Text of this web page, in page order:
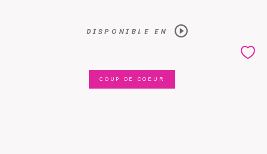
DISPONIBLE EN
COUP DE COEUR